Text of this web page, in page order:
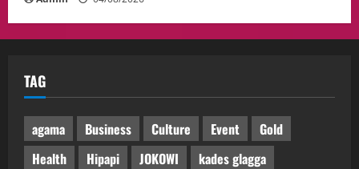
TAG
agama Business Culture Event
Gold
Health
Hipapi JOKOWI
kades glagga